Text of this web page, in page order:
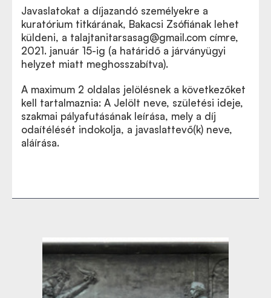
Javaslatokat a díjazandó személyekre a
kuratórium titkárának, Bakacsi Zsófiának lehet
küldeni, a talajtanitarsasag@gmail.com címre,
2021. január 15-ig (a határidő a járványügyi
helyzet miatt meghosszabítva).
A maximum 2 oldalas jelölésnek a következőket
kell tartalmaznia: A Jelölt neve, születési ideje,
szakmai pályafutásának leírása, mely a díj
odaítélését indokolja, a javaslattevő(k) neve,
aláírása.